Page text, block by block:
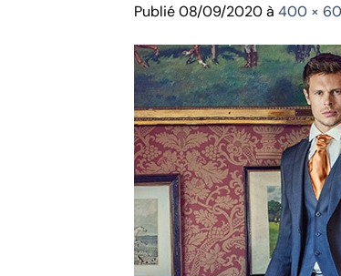
Publié08/09/2020à 400 ×